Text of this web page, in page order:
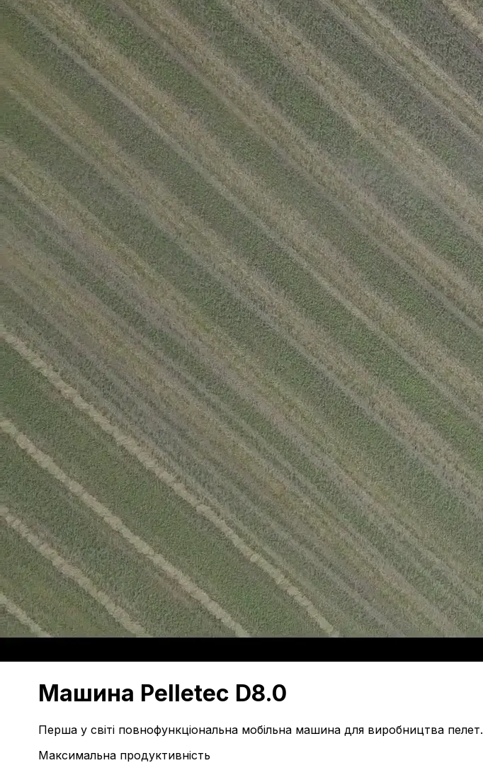
Машина Pelletec D8.0
Перша у світі повнофункціональна мобільна машина для виробництва пелет.
Максимальна продуктивність